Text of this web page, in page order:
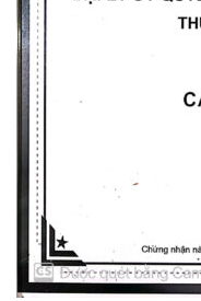
Orient Nam RA-